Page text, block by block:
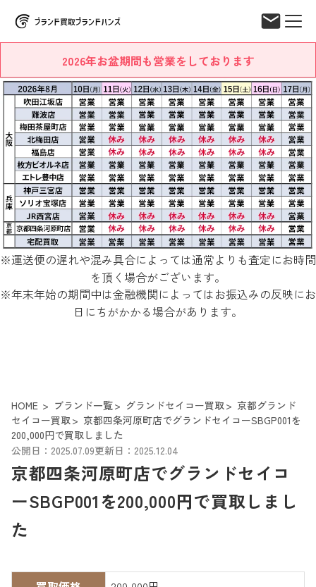
2026年お盆期間も営業をしております
※運送便の遅れや混み具合によっては通常よりも査定にお時間
を頂く場合がございます。
※年末年始の期間中は金融機関によってはお振込みの反映にお
日にちがかかる場合があります。
HOME ブランド一覧 グランドセイコー買取
京都グランド
セイコー買取
京都四条河原町店でグランドセイコーSBGP001を
200,000円で買取しました
公開日：2025.07.09更新日：2025.12.04
京都四条河原町店でグランドセイコ
ーSBGP001を200,000円で買取しまし
た